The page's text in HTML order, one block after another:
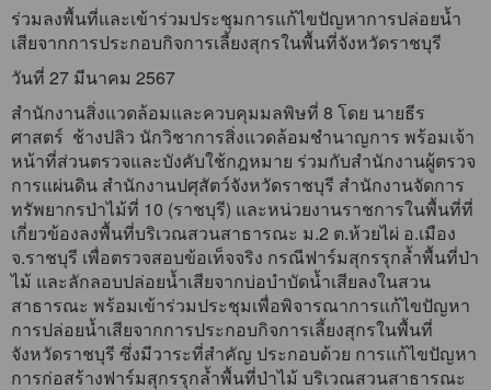
ร่วมลงพื้นที่และเข้าร่วมประชุมการแก้ไขปัญหาการปล่อยน้ำ
เสียจากการประกอบกิจการเลี้ยงสุกรในพื้นที่จังหวัดราชบุรี
วันที่ 27 มีนาคม 2567
สำนักงานสิ่งแวดล้อมและควบคุมมลพิษที่ 8 โดย นายธีร
ศาสตร์ ช้างปลิว นักวิชาการสิ่งแวดล้อมชำนาญการ พร้อมเจ้า
หน้าที่ส่วนตรวจและบังคับใช้กฎหมาย ร่วมกับสำนักงานผู้ตรวจ
การแผ่นดิน สำนักงานปศุสัตว์จังหวัดราชบุรี สำนักงานจัดการ
ทรัพยากรป่าไม้ที่ 10 (ราชบุรี) และหน่วยงานราชการในพื้นที่ที่
เกี่ยวข้องลงพื้นที่บริเวณสวนสาธารณะ ม.2 ต.ห้วยไผ่ อ.เมือง
จ.ราชบุรี เพื่อตรวจสอบข้อเท็จจริง กรณีฟาร์มสุกรรุกล้ำพื้นที่ป่า
ไม้ และลักลอบปล่อยน้ำเสียจากบ่อบำบัดน้ำเสียลงในสวน
สาธารณะ พร้อมเข้าร่วมประชุมเพื่อพิจารณาการแก้ไขปัญหา
การปล่อยน้ำเสียจากการประกอบกิจการเลี้ยงสุกรในพื้นที่
จังหวัดราชบุรี ซึ่งมีวาระที่สำคัญ ประกอบด้วย การแก้ไขปัญหา
การก่อสร้างฟาร์มสุกรรุกล้ำพื้นที่ป่าไม้ บริเวณสวนสาธารณะ